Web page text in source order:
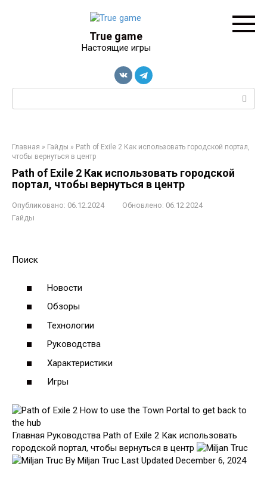
True game
Настоящие игры
Поиск:
Главная » Гайды » Path of Exile 2 Как использовать городской портал,
чтобы вернуться в центр
Path of Exile 2 Как использовать городской
портал, чтобы вернуться в центр
Опубликовано: 06.12.2024 Обновлено: 06.12.2024
Гайды
Поиск
Новости
Обзоры
Технологии
Руководства
Характеристики
Игры
Главная Руководства Path of Exile 2 Как использовать
городской портал, чтобы вернуться в центр
By Miljan Truc Last Updated December 6, 2024